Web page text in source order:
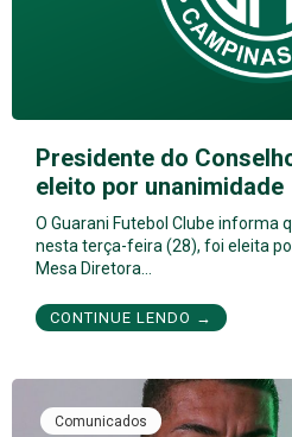
Presidente do
eleito por unanimidade
O Guarani Futebol Clube informa
nesta terça-feira (28), foi eleita
Mesa Diretora…
CONTINUE LENDO →
Comunicados